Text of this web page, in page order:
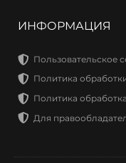
ИНФОРМАЦИЯ
Пользовательское
Политика
Политика
Для